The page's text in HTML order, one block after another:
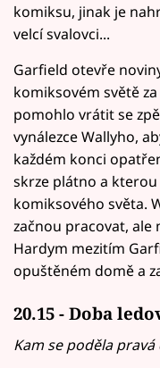
komiksu, jinak je
velcí svalovci...
Garfield otevře
komiksovém světě
pomohlo vrátit se
vynálezce Wallyho,
každém konci
skrze plátno a
komiksového světa.
začnou pracovat, ale
Hardym mezitím
opuštěném domě a
20.15 - Doba
Kam se poděla pravá